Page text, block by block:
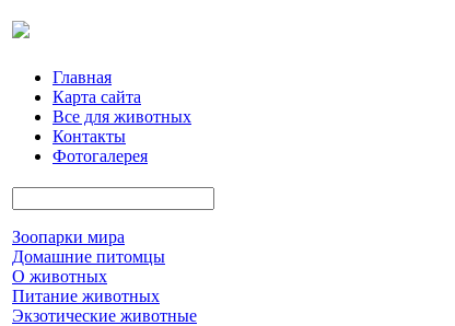
Главная
Карта сайта
Все для животных
Контакты
Фотогалерея
Зоопарки мира
Домашние питомцы
О животных
Питание животных
Экзотические животные